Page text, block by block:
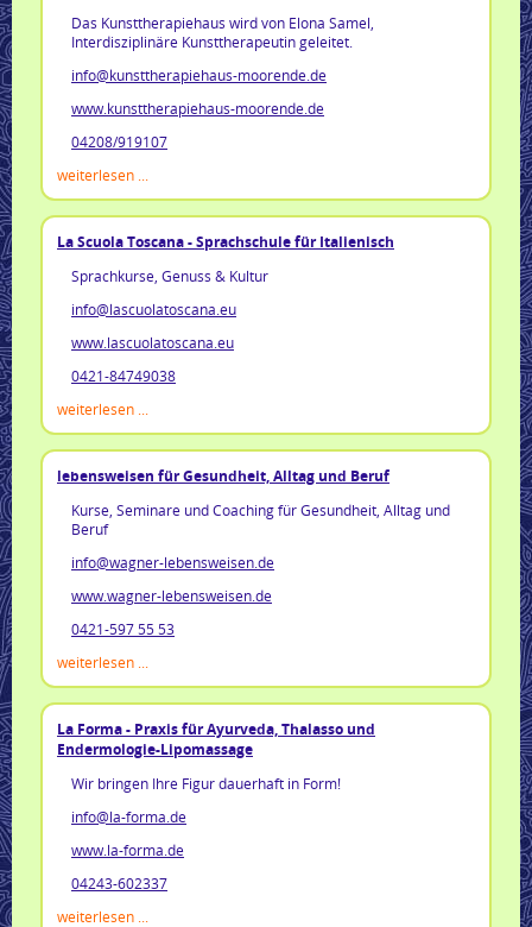
Das Kunsttherapiehaus wird von Elona Samel,
Interdisziplinäre Kunsttherapeutin geleitet.
info@kunsttherapiehaus-moorende.de
www.kunsttherapiehaus-moorende.de
04208/919107
weiterlesen ...
La Scuola Toscana - Sprachschule für Italienisch
Sprachkurse, Genuss & Kultur
info@lascuolatoscana.eu
www.lascuolatoscana.eu
0421-84749038
weiterlesen ...
lebensweisen für Gesundheit, Alltag und Beruf
Kurse, Seminare und Coaching für Gesundheit, Alltag und
Beruf
info@wagner-lebensweisen.de
www.wagner-lebensweisen.de
0421-597 55 53
weiterlesen ...
La Forma - Praxis für Ayurveda, Thalasso und
Endermologie-Lipomassage
Wir bringen Ihre Figur dauerhaft in Form!
info@la-forma.de
www.la-forma.de
04243-602337
weiterlesen ...